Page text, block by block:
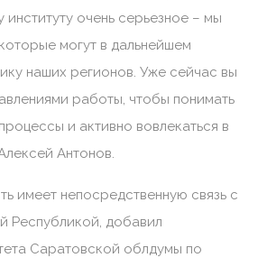
очень серьезное – мы
могут в дальнейшем
наших регионов. Уже сейчас вы
работы, чтобы понимать
и активно вовлекаться в
Антонов.
имеет непосредственную связь с
Республикой, добавил
Саратовской облдумы по